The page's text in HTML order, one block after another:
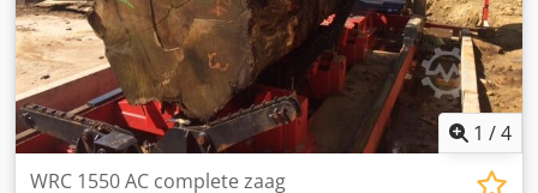
1 /4
WRC 1550 AC complete zaag